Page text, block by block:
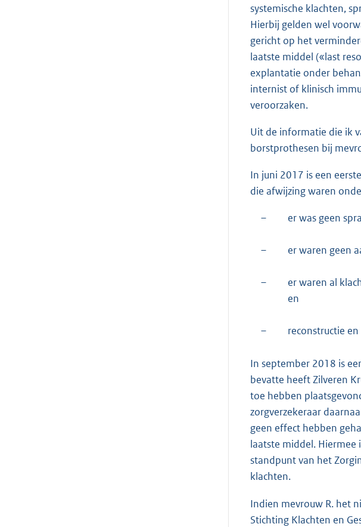
systemische klachten,
Hierbij gelden wel
gericht op het
laatste middel («last
explantatie onder
internist of klinisch
veroorzaken.
Uit de informatie die ik
borstprothesen bij
In juni 2017 is een
die afwijzing waren
– er was geen
– er waren geen
–
er waren al
en
– reconstructie
In september 2018 is
bevatte heeft Zilveren
toe hebben
zorgverzekeraar
geen effect hebben
laatste middel.
standpunt van het
klachten.
Indien mevrouw R. het
Stichting Klachten en